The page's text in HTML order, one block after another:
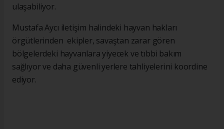
ulaşabiliyor.
Mustafa Aycı iletişim halindeki hayvan hakları
örgütlerinden ekipler, savaştan zarar gören
bölgelerdeki hayvanlara yiyecek ve tıbbi bakım
sağlıyor ve daha güvenli yerlere tahliyelerini koordine
ediyor.